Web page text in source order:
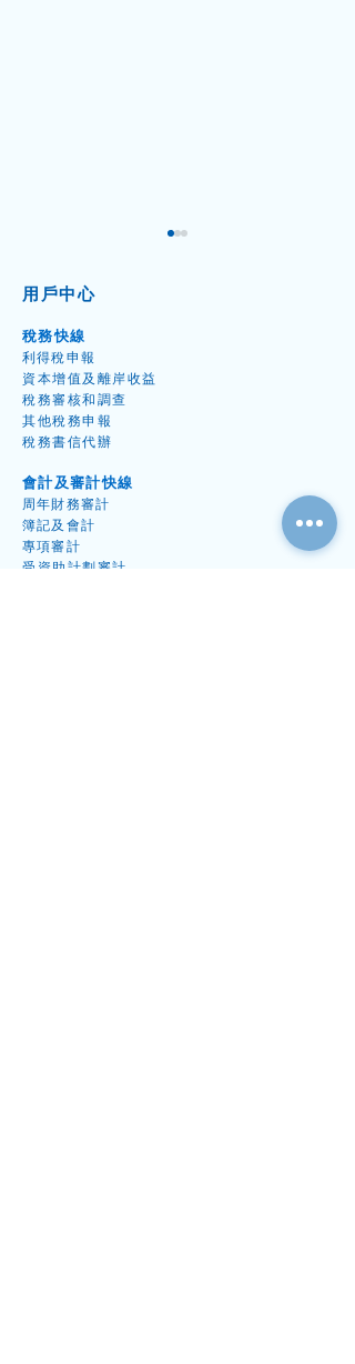
審計基本程序 中篇
用戶中心
稅務快線
利得稅申 報
資本增值 及離岸收益
​稅務審核和調查
其他稅務申 報
稅務書信代辦
會計及審計快線
周年財務審計
簿記及會計
專項審 計
受資助計劃審計